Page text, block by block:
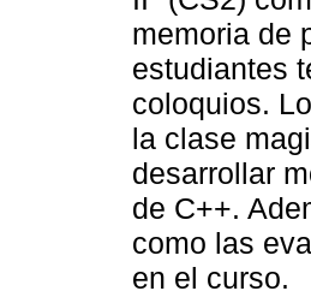
memoria de
estudiantes
coloquios.
la clase
desarrollar
de C++.
como las
en el curso.